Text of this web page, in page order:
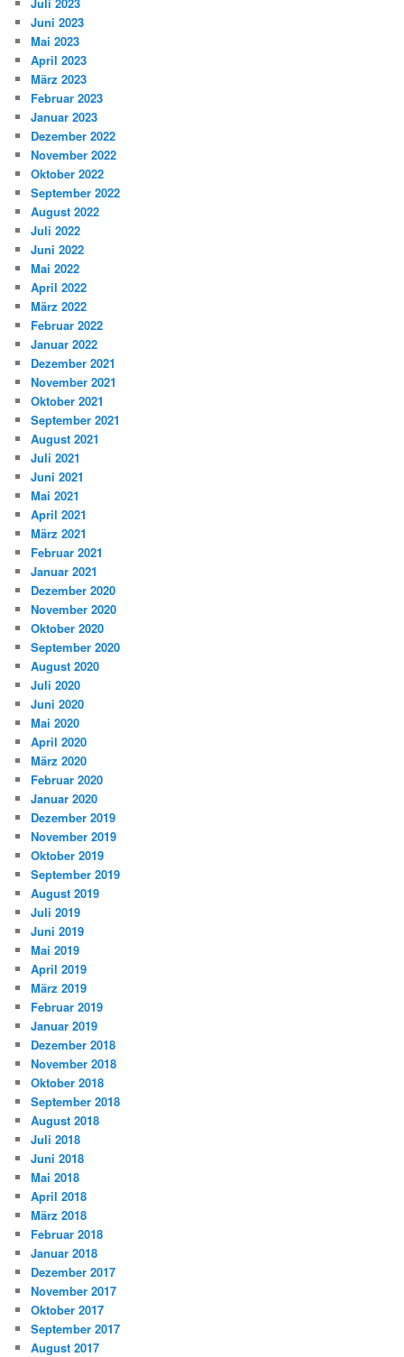
Juni 2023
Mai 2023
April 2023
März 2023
Februar 2023
Januar 2023
Dezember 2022
November 2022
Oktober 2022
September 2022
August 2022
Juli 2022
Juni 2022
Mai 2022
April 2022
März 2022
Februar 2022
Januar 2022
Dezember 2021
November 2021
Oktober 2021
September 2021
August 2021
Juli 2021
Juni 2021
Mai 2021
April 2021
März 2021
Februar 2021
Januar 2021
Dezember 2020
November 2020
Oktober 2020
September 2020
August 2020
Juli 2020
Juni 2020
Mai 2020
April 2020
März 2020
Februar 2020
Januar 2020
Dezember 2019
November 2019
Oktober 2019
September 2019
August 2019
Juli 2019
Juni 2019
Mai 2019
April 2019
März 2019
Februar 2019
Januar 2019
Dezember 2018
November 2018
Oktober 2018
September 2018
August 2018
Juli 2018
Juni 2018
Mai 2018
April 2018
März 2018
Februar 2018
Januar 2018
Dezember 2017
November 2017
Oktober 2017
September 2017
August 2017